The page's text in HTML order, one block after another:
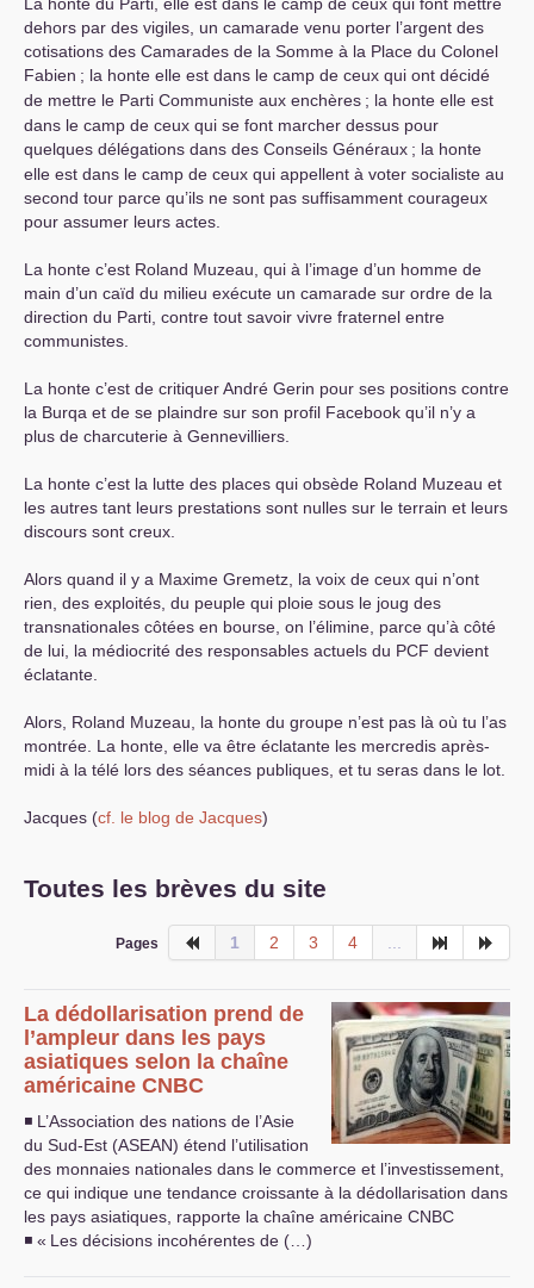
dehors par des vigiles, un camarade venu porter l’argent des
cotisations des Camarades de la Somme à la Place du Colonel
Fabien ; la honte elle est dans le camp de ceux qui ont décidé
de mettre le Parti Communiste aux enchères ; la honte elle est
dans le camp de ceux qui se font marcher dessus pour
quelques délégations dans des Conseils Généraux ; la honte
elle est dans le camp de ceux qui appellent à voter socialiste au
second tour parce qu’ils ne sont pas suffisamment courageux
pour assumer leurs actes.
La honte c’est Roland Muzeau, qui à l’image d’un homme de
main d’un caïd du milieu exécute un camarade sur ordre de la
direction du Parti, contre tout savoir vivre fraternel entre
communistes.
La honte c’est de critiquer André Gerin pour ses positions contre
la Burqa et de se plaindre sur son profil Facebook qu’il n’y a
plus de charcuterie à Gennevilliers.
La honte c’est la lutte des places qui obsède Roland Muzeau et
les autres tant leurs prestations sont nulles sur le terrain et leurs
discours sont creux.
Alors quand il y a Maxime Gremetz, la voix de ceux qui n’ont
rien, des exploités, du peuple qui ploie sous le joug des
transnationales côtées en bourse, on l’élimine, parce qu’à côté
de lui, la médiocrité des responsables actuels du PCF devient
éclatante.
Alors, Roland Muzeau, la honte du groupe n’est pas là où tu l’as
montrée. La honte, elle va être éclatante les mercredis après-
midi à la télé lors des séances publiques, et tu seras dans le lot.
Jacques (cf. le blog de Jacques)
Toutes les brèves du site
Pages 1 2 3 4
La dédollarisation prend de
l’ampleur dans les pays
asiatiques selon la chaîne
américaine CNBC
◾ L’Association des nations de l’Asie
du Sud-Est (ASEAN) étend l’utilisation
des monnaies nationales dans le commerce et l’investissement,
ce qui indique une tendance croissante à la dédollarisation dans
les pays asiatiques, rapporte la chaîne américaine CNBC
◾ « Les décisions incohérentes de (…)